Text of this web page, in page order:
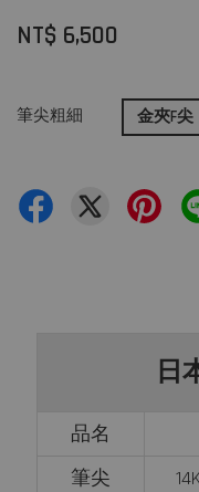
NT$ 6,500
筆尖粗細 金夾F尖
日
品名
筆尖